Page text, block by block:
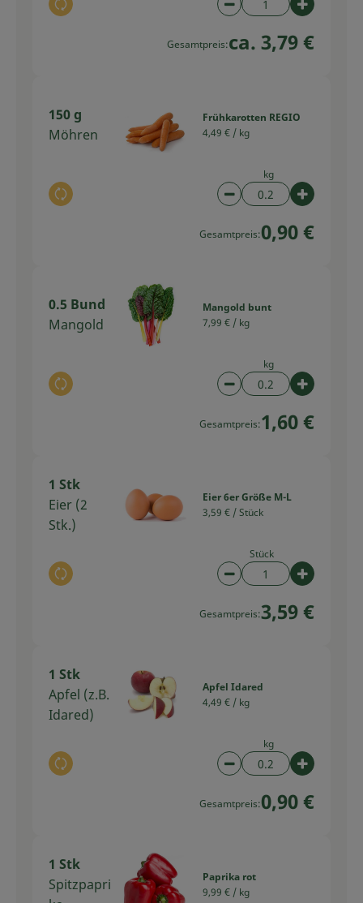
Auswahl ändern Artikelanzahl
Gesamtpreis:ca. 3,79 €
150 g
Möhren
Auswahl ändern
Frühkarotten REGIO
4,49 € / kg
kg
Artikelanzahl
Gesamtpreis:0,90 €
0.5 Bund
Mangold
Auswahl ändern
Mangold bunt
7,99 € / kg
kg
Artikelanzahl
Gesamtpreis:1,60 €
1 Stk
Eier (2
Stk.)
Auswahl ändern
Eier 6er Größe M-L
3,59 € /Stück
Stück
Artikelanzahl
Gesamtpreis:3,59 €
1 Stk
Apfel (z.B.
Idared)
Auswahl ändern
Apfel Idared
4,49 € / kg
kg
Artikelanzahl
Gesamtpreis:0,90 €
1 Stk
Spitzpapri
Paprika rot
9,99 € / kg